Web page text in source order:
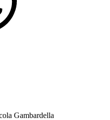
Gambardella